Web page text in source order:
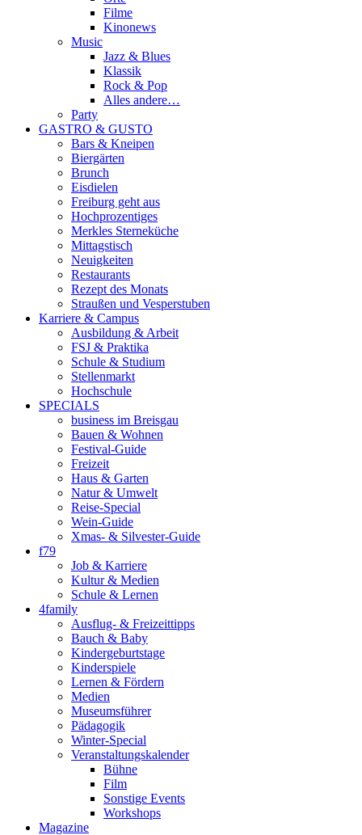
Filme
Kinonews
Music
Jazz & Blues
Klassik
Rock & Pop
Alles andere…
Party
GASTRO & GUSTO
Bars & Kneipen
Biergärten
Brunch
Eisdielen
Freiburg geht aus
Hochprozentiges
Merkles Sterneküche
Mittagstisch
Neuigkeiten
Restaurants
Rezept des Monats
Straußen und Vesperstuben
Karriere & Campus
Ausbildung & Arbeit
FSJ & Praktika
Schule & Studium
Stellenmarkt
Hochschule
SPECIALS
business im Breisgau
Bauen & Wohnen
Festival-Guide
Freizeit
Haus & Garten
Natur & Umwelt
Reise-Special
Wein-Guide
Xmas- & Silvester-Guide
f79
Job & Karriere
Kultur & Medien
Schule & Lernen
4family
Ausflug- & Freizeittipps
Bauch & Baby
Kindergeburtstage
Kinderspiele
Lernen & Fördern
Medien
Museumsführer
Pädagogik
Winter-Special
Veranstaltungskalender
Bühne
Film
Sonstige Events
Workshops
Magazine